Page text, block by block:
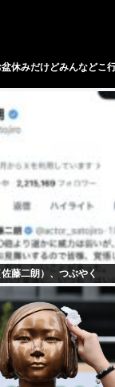
休みだけどみんなどこ
藤二朗）、つぶやく